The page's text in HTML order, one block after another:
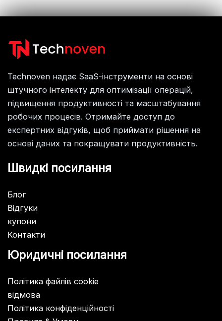
Technoven надає SaaS-інструменти на основі
штучного інтелекту для оптимізації операцій,
підвищення продуктивності та масштабування
робочих процесів. Отримайте доступ до
експертних відгуків, щоб приймати рішення на
основі даних та покращувати продуктивність.
Швидкі посилання
Блог
Відгуки
купони
Контакти
Юридичні посилання
Політика файлів cookie
відмова
Політика конфіденційності